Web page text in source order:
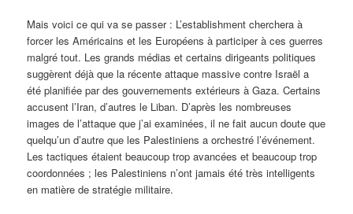
Mais voici ce qui va se passer : L’establishment cherchera à
forcer les Américains et les Européens à participer à ces guerres
malgré tout. Les grands médias et certains dirigeants politiques
suggèrent déjà que la récente attaque massive contre Israël a
été planifiée par des gouvernements extérieurs à Gaza. Certains
accusent l’Iran, d’autres le Liban. D’après les nombreuses
images de l’attaque que j’ai examinées, il ne fait aucun doute que
quelqu’un d’autre que les Palestiniens a orchestré l’événement.
Les tactiques étaient beaucoup trop avancées et beaucoup trop
coordonnées ; les Palestiniens n’ont jamais été très intelligents
en matière de stratégie militaire.